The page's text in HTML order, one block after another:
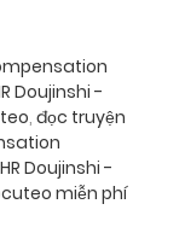
Doujinshi -
, đọc truyện
Doujinshi -
miễn phí